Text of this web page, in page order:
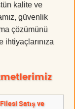
kalite ve
güvenlik
çözümünü
ihtiyaçlarınıza
Satış ve